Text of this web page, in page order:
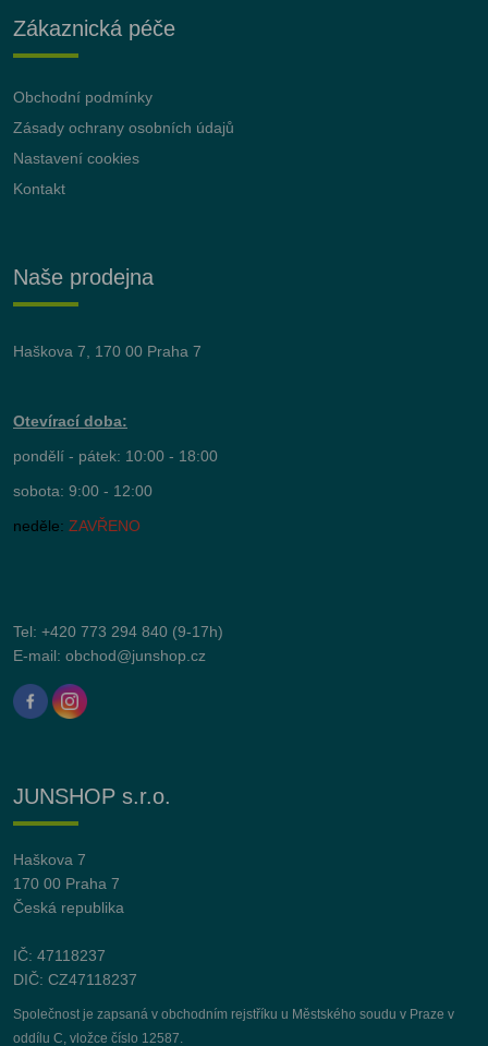
Zákaznická péče
Obchodní podmínky
Zásady ochrany osobních údajů
Nastavení cookies
Kontakt
Naše prodejna
Haškova 7, 170 00 Praha 7
Otevírací doba:
pondělí - pátek: 10:00 - 18:00
sobota: 9:00 - 12:00
neděle: ZAVŘENO
Tel: +420 773 294 840 (9-17h)
E-mail: obchod@junshop.cz
JUNSHOP s.r.o.
Haškova 7
170 00 Praha 7
Česká republika
IČ: 47118237
DIČ: CZ47118237
Společnost je zapsaná v obchodním rejstříku u Městského soudu v Praze v
oddílu C, vložce číslo 12587.